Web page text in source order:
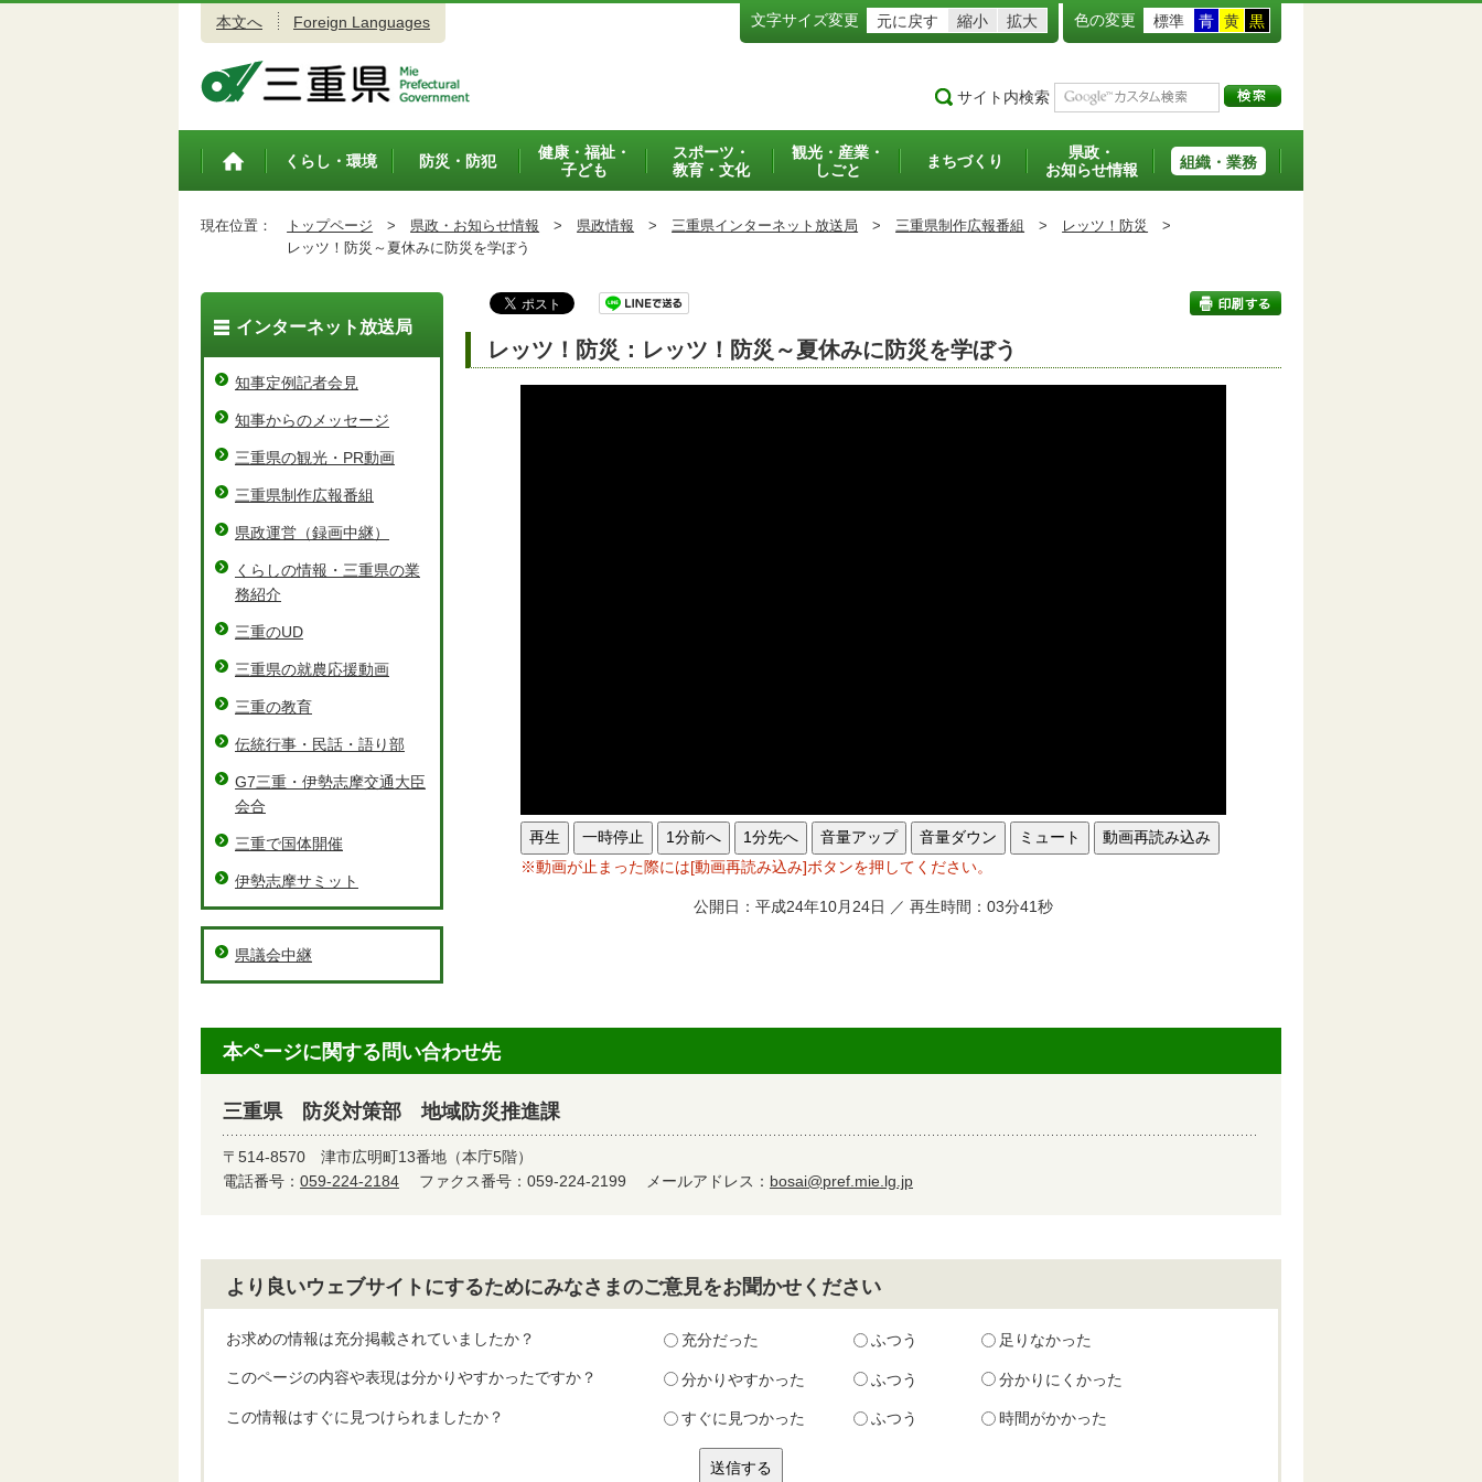
本文へ Foreign Languages 文字サイズ変更 元に戻す 縮小 拡大 色の変更 標準 青 黄 黒
サイト内検索
トップペ
くらし・環境 防災・防犯
健康・福祉・
子ども
スポーツ・
教育・文化
観光・産業・
しごと
まちづくり
県政・
お知らせ情報
組織・業務
現在位置： トップページ > 県政・お知らせ情報 > 県政情報 > 三重県インターネット放送局 > 三重県制作広報番組 > レッツ！防災
>
レッツ！防災～夏休みに防災を学ぼう
レッツ！防災：レッツ！防災～夏休みに防災を学ぼう
再生 一時停止 1分前へ 1分先へ 音量アップ 音量ダウン ミュート
動画再読み込み
※動画が止まった際には[動画再読み込み]ボタンを押してください。
公開日：平成24年10月24日 ／ 再生時間：03分41秒
インターネット放送局
知事定例記者会見
知事からのメッセージ
三重県の観光・PR動画
三重県制作広報番組
県政運営（録画中継）
くらしの情報・三重県の業
務紹介
三重のUD
三重県の就農応援動画
三重の教育
伝統行事・民話・語り部
G7三重・伊勢志摩交通大臣
会合
三重で国体開催
伊勢志摩サミット
県議会中継
本ページに関する問い合わせ先
三重県 防災対策部 地域防災推進課
〒514-8570 津市広明町13番地（本庁5階）
電話番号： 059-224-2184 ファクス番号：059-224-2199 メールアドレス： bosai@pref.mie.lg.jp
より良いウェブサイトにするためにみなさまのご意見をお聞かせください
お求めの情報は充分掲載されていましたか？ 充分だった ふつう 足りなかった
このページの内容や表現は分かりやすかったですか？ 分かりやすかった ふつう 分かりにくかった
この情報はすぐに見つけられましたか？ すぐに見つかった ふつう 時間がかかった